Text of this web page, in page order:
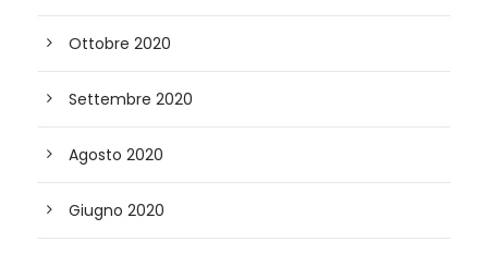
Ottobre 2020
Settembre 2020
Agosto 2020
Giugno 2020